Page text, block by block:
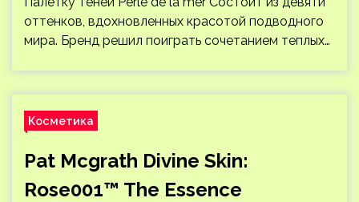
оттенков, вдохновленных красотой подводного
мира. Бренд решил поиграть сочетанием теплых…
Косметика
Pat Mcgrath Divine Skin:
Rose001™ The Essence